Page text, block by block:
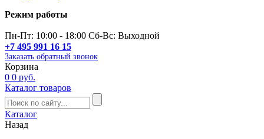
Режим работы
Пн-Пт: 10:00 - 18:00 Сб-Вс: Выходной
+7 495 991 16 15
Заказать обратный звонок
Корзина
0 0 руб.
Каталог товаров
Каталог
Назад